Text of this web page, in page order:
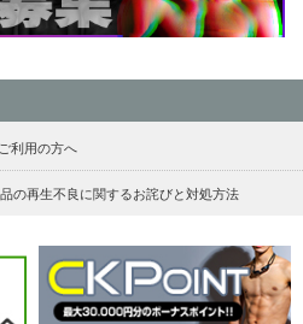
利用の方へ
の再生不良に関するお詫びと対処方法